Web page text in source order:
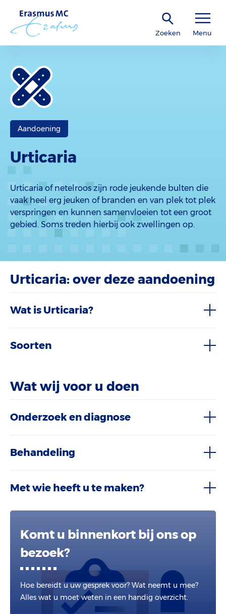
Zoeken Menu
Aandoening
Urticaria
Urticaria of netelroos zijn rode jeukende bulten die
vaak heel erg jeuken of branden en van plek tot plek
verspringen en kunnen samenvloeien tot een groot
gebied. Soms treden hierbij ook zwellingen op.
Urticaria: over deze aandoening
Wat is Urticaria?
Soorten
Wat wij voor u doen
Onderzoek en diagnose
Behandeling
Met wie heeft u te maken?
Komt u binnenkort bij ons op
bezoek?
Hoe bereidt u uw gesprek voor? Wat neemt u mee?
Alles wat u moet weten in een handig overzicht.